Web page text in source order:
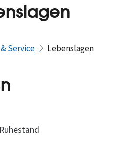
Service Lebenslagen